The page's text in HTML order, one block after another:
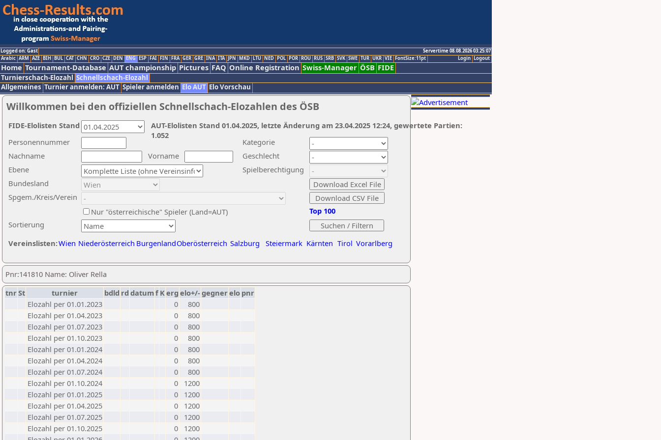
Logged on: Gast
Servertime 08.08.2026 03:25:07
Logout
Login
Arabic ARM AZE BIH BUL CAT CHN CRO CZE DEN ENG ESP FAI FIN FRA GER GRE INA ITA JPN MKD LTU NED POL POR ROU RUS SRB SVK SWE TUR UKR VIE FontSize:11pt
Home Tournament-Database AUT championship Pictures FAQ Online Registration Swiss-Manager ÖSB FIDE
Turnierschach-Elozahl Schnellschach-Elozahl
Allgemeines Turnier anmelden: AUT Spieler anmelden Elo AUT Elo Vorschau
Willkommen bei den offiziellen Schnellschach-Elozahlen des ÖSB
Nachname
Vorname
Ebene
Kategorie
Sortierung
Personennummer
Bundesland
Spgem./Kreis/Verein
Geschlecht
Nur "österreichische" Spieler (Land=AUT)
Spielberechtigung
Vereinslisten:Wien Niederösterreich BurgenlandOberösterreich Salzburg Steiermark Kärnten Tirol Vorarlberg
Top 100
AUT-Elolisten Stand 01.04.2025, letzte Änderung am 23.04.2025 12:24, gewertete Partien:
1.052
FIDE-Elolisten Stand
Pnr:141810 Name: Oliver Rella
tnrSt turnier bdld rd datumf Kerg elo+/-gegnerelo pnr
Elozahl per 01.01.2023
0
800
Elozahl per 01.04.2023
0
800
Elozahl per 01.07.2023
0
800
Elozahl per 01.10.2023
0
800
Elozahl per 01.01.2024
0
800
Elozahl per 01.04.2024
0
800
Elozahl per 01.07.2024
0
800
Elozahl per 01.10.2024
0
1200
Elozahl per 01.01.2025
0
1200
Elozahl per 01.04.2025
0
1200
Elozahl per 01.07.2025
0
1200
Elozahl per 01.10.2025
0
1200